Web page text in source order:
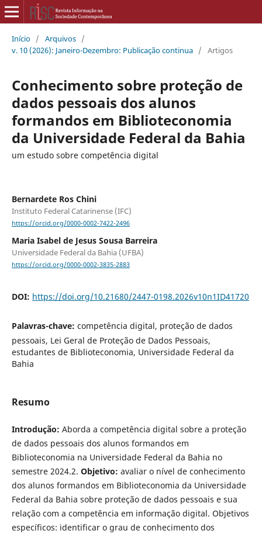
Início / Arquivos /
v. 10 (2026): Janeiro-Dezembro: Publicação continua / Artigos
Conhecimento sobre proteção de
dados pessoais dos alunos
formandos em Biblioteconomia
da Universidade Federal da Bahia
um estudo sobre competência digital
Bernardete Ros Chini
Instituto Federal Catarinense (IFC)
https://orcid.org/0000-0002-7422-2496
Maria Isabel de Jesus Sousa Barreira
Universidade Federal da Bahia (UFBA)
https://orcid.org/0000-0002-3835-2883
DOI: https://doi.org/10.21680/2447-0198.2026v10n1ID41720
Palavras-chave: competência digital, proteção de dados
pessoais, Lei Geral de Proteção de Dados Pessoais,
estudantes de Biblioteconomia, Universidade Federal da
Bahia
Resumo
Introdução: Aborda a competência digital sobre a proteção
de dados pessoais dos alunos formandos em
Biblioteconomia na Universidade Federal da Bahia no
semestre 2024.2. Objetivo: avaliar o nível de conhecimento
dos alunos formandos em Biblioteconomia da Universidade
Federal da Bahia sobre proteção de dados pessoais e sua
relação com a competência em informação digital. Objetivos
específicos: identificar o grau de conhecimento dos